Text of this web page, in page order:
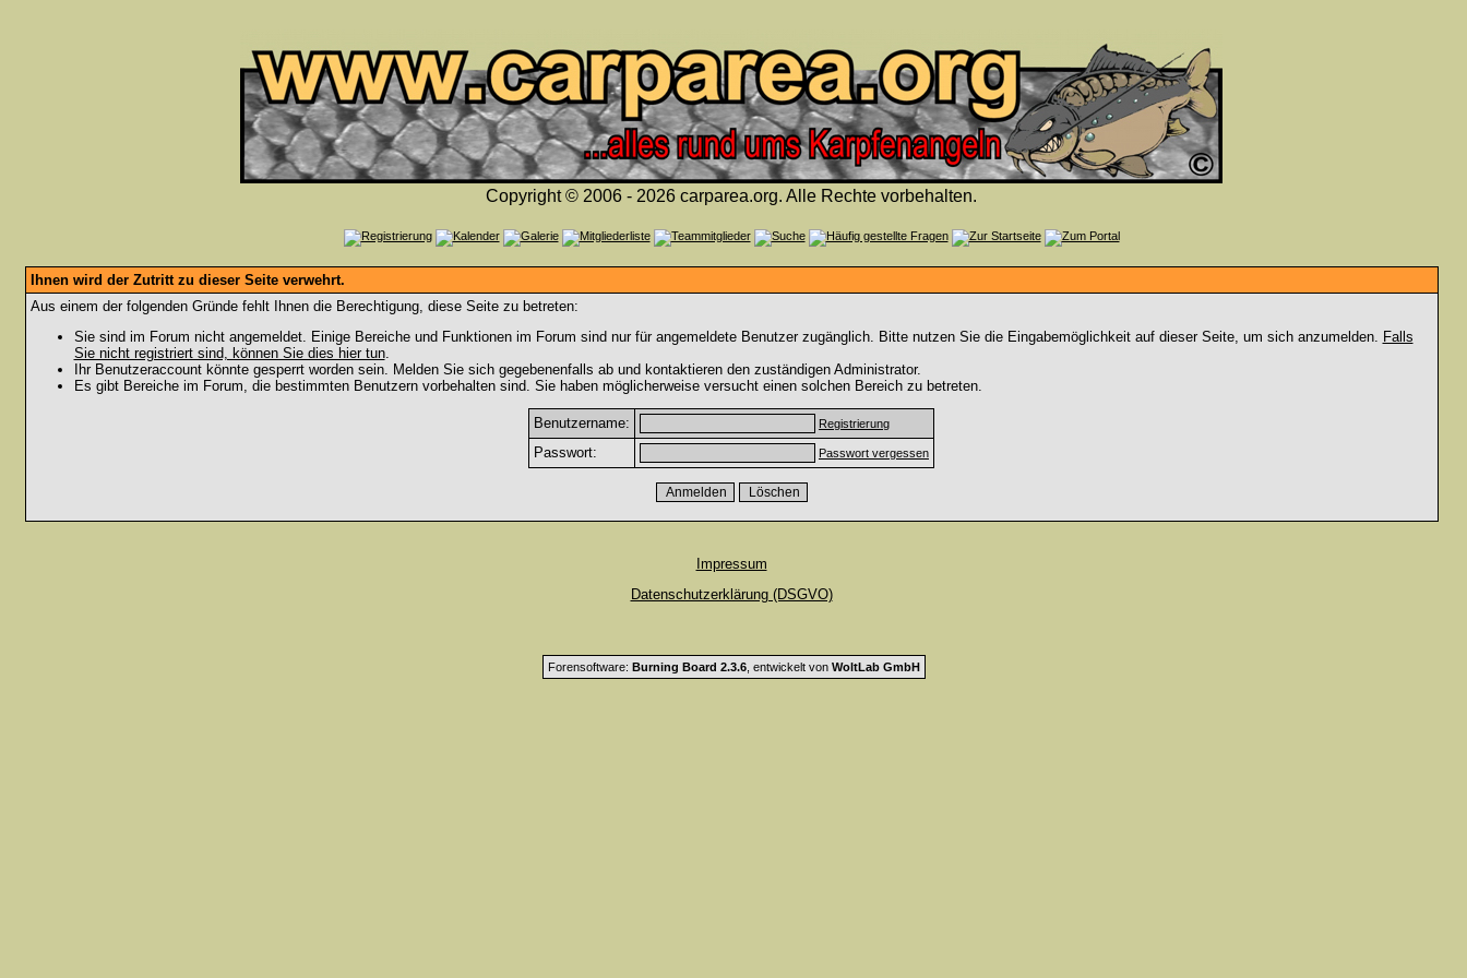
Copyright © 2006 - 2026 carparea.org. Alle Rechte vorbehalten.
Ihnen wird der Zutritt zu dieser Seite verwehrt.
Aus einem der folgenden Gründe fehlt Ihnen die Berechtigung, diese Seite zu betreten:
Sie sind im Forum nicht angemeldet. Einige Bereiche und Funktionen im Forum sind nur für angemeldete Benutzer zugänglich. Bitte nutzen Sie die Eingabemöglichkeit auf dieser Seite, um sich anzumelden. Falls
Sie nicht registriert sind, können Sie dies hier tun.
Ihr Benutzeraccount könnte gesperrt worden sein. Melden Sie sich gegebenenfalls ab und kontaktieren den zuständigen Administrator.
Es gibt Bereiche im Forum, die bestimmten Benutzern vorbehalten sind. Sie haben möglicherweise versucht einen solchen Bereich zu betreten.
Benutzername: Registrierung
Passwort: Passwort vergessen
Impressum
Datenschutzerklärung (DSGVO)
Forensoftware: Burning Board 2.3.6, entwickelt von WoltLab GmbH